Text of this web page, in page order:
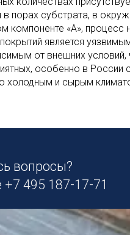
в порах субстрата, в
компоненте «А», процесс
является
от внешних условий,
особенно в России
холодным и сырым
вопросы?
+7 495 187-17-71